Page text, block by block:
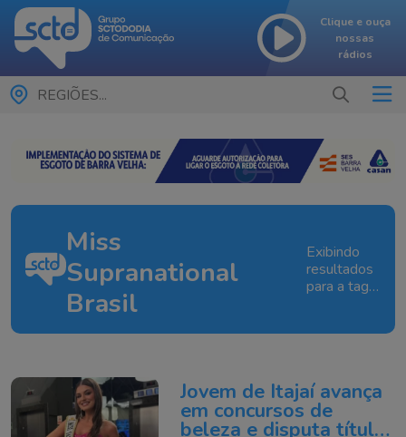
Clique e ouça
nossas
rádios
REGIÕES...
Miss
Supranational
Brasil
Exibindo
resultados
para a tag:
Supranational
Brasil
Jovem de Itajaí avança
em concursos de
beleza e disputa título